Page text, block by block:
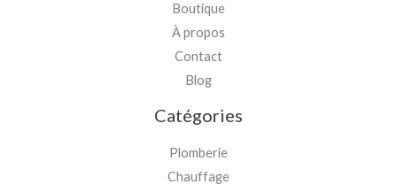
Boutique
À propos
Contact
Blog
Catégories
Plomberie
Chauffage